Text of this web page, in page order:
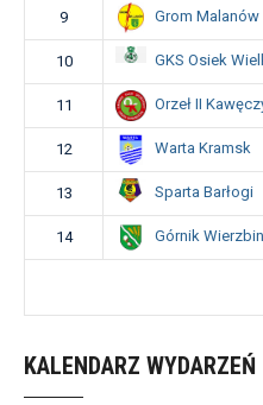
9 Grom Malanów
10 GKS Osiek
11 Orzeł II
12 Warta Kramsk
13 Sparta Barłogi
14 Górnik
KALENDARZ WYDARZEŃ